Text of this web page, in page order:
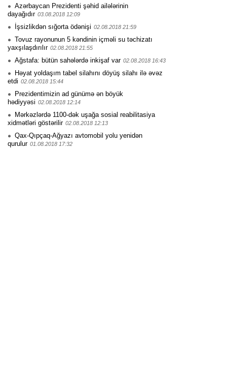
Azərbaycan Prezidenti şəhid ailələrinin
dayağıdır 03.08.2018 12:09
İşsizlikdən sığorta ödənişi 02.08.2018 21:59
Tovuz rayonunun 5 kəndinin içməli su təchizatı
yaxşılaşdırılır 02.08.2018 21:55
Ağstafa: bütün sahələrdə inkişaf var 02.08.2018 16:43
Həyat yoldaşım tabel silahını döyüş silahı ilə əvəz
etdi 02.08.2018 15:44
Prezidentimizin ad günümə ən böyük
hədiyyəsi 02.08.2018 12:14
Mərkəzlərdə 1100-dək uşağa sosial reabilitasiya
xidmətləri göstərilir 02.08.2018 12:13
Qax-Qıpçaq-Ağyazı avtomobil yolu yenidən
qurulur 01.08.2018 17:32